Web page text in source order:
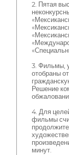
2. Пятая
3. Фильмы,
отобраны
Решение
4. Для
фильмы
минут.